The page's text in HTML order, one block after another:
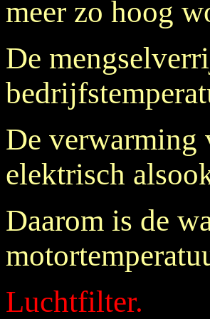
meer zo hoog
De
De verwarming
elektrisch
Daarom is de
Luchtfilter.